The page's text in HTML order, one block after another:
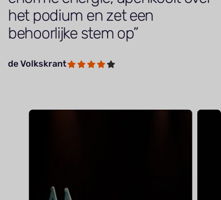
het podium en zet een
behoorlijke stem op
de Volkskrant